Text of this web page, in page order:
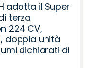
adotta il Super
terza
224 CV,
doppia unità
dichiarati di